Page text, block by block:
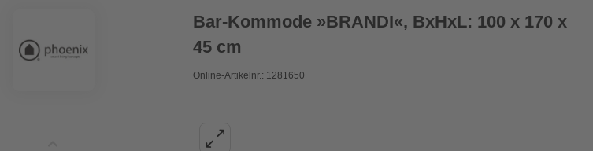
Bar-Kommode »BRANDI«, BxHxL: 100 x 170 x
45 cm
Online-Artikelnr.: 1281650